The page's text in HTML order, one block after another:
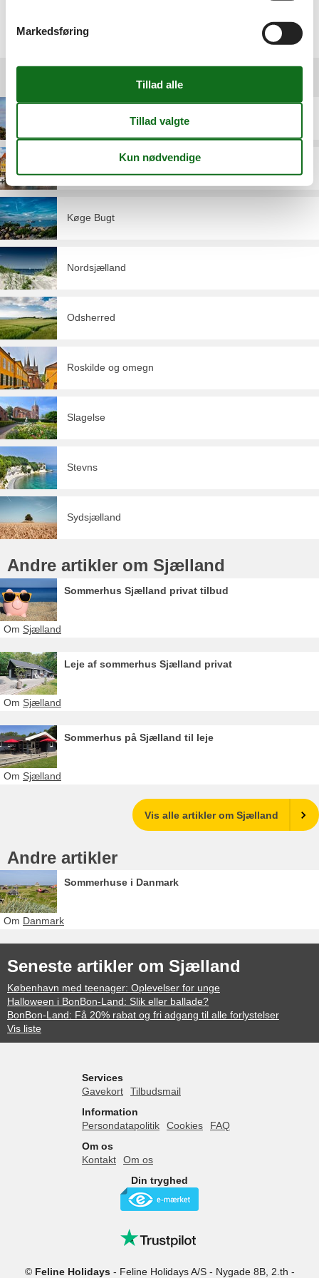
Destinationer under Sjælland
Køge Bugt
Nordsjælland
Odsherred
Roskilde og omegn
Slagelse
Stevns
Sydsjælland
Andre artikler om Sjælland
Sommerhus Sjælland privat tilbud
Om Sjælland
Leje af sommerhus Sjælland privat
Om Sjælland
Sommerhus på Sjælland til leje
Om Sjælland
Vis alle artikler om Sjælland
Andre artikler
Sommerhuse i Danmark
Om Danmark
Seneste artikler om Sjælland
København med teenager: Oplevelser for unge
Halloween i BonBon-Land: Slik eller ballade?
BonBon-Land: Få 20% rabat og fri adgang til alle forlystelser
Vis liste
Services
Gavekort
Tilbudsmail
Information
Persondatapolitik
Cookies
FAQ
Om os
Kontakt
Om os
Din tryghed
© Feline Holidays- Feline Holidays A/S- Nygade 8B, 2.th -
Markedsføring